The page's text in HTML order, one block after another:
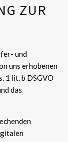
ZUR
und
uns erhobenen
1 lit. b DSGVO
das